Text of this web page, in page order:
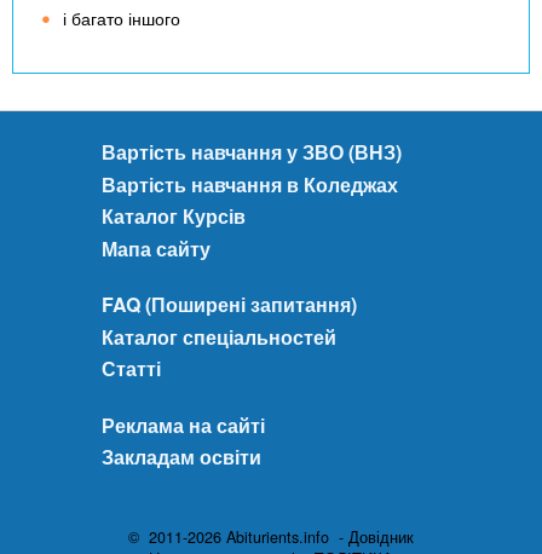
і багато іншого
Вартість навчання у ЗВО (ВНЗ)
Вартість навчання в Коледжах
Каталог Курсів
Мапа сайту
FAQ (Поширені запитання)
Каталог спеціальностей
Статті
Реклама на сайті
Закладам освіти
© 2011-2026 Abiturients.info - Довідник